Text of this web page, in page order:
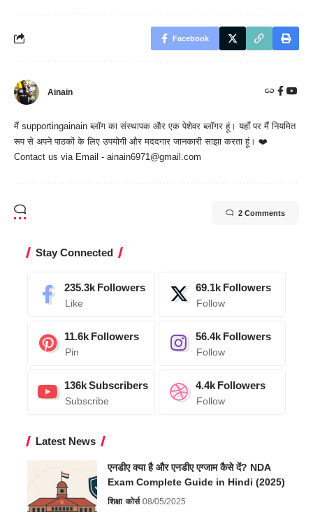
Facebook
Ainain
मैं supportingainain ब्लॉग का संस्थापक और एक पेशेवर ब्लॉगर हूं। यहाँ पर मैं नियमित
रूप से अपने पाठकों के लिए उपयोगी और मददगार जानकारी साझा करता हूं। ❤️
Contact us via Email - ainain6971@gmail.com
2 Comments
Stay Connected
235.3k Followers
Like
69.1k Followers
Follow
11.6k Followers
Pin
56.4k Followers
Follow
136kSubscribers
Subscribe
4.4k Followers
Follow
Latest News
एनडीए क्या है और एनडीए एग्जाम कैसे दें? NDA
Exam Complete Guide in Hindi (2025)
शिक्षा कोर्स 08/05/2025